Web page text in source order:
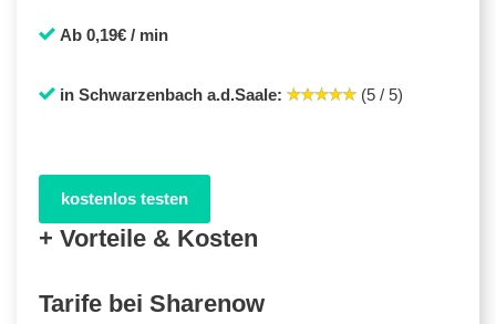
Ab 0,19€ / min
in Schwarzenbach a.d.Saale: (5 / 5)
kostenlos testen
+ Vorteile & Kosten
Tarife bei Sharenow